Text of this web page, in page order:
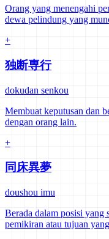
Orang yang menengahi
dewa pelindung yang
+
独断専行
dokudan senkou
Membuat keputusan dan
dengan orang lain.
+
同床異夢
doushou imu
Berada dalam posisi yang
pemikiran atau tujuan